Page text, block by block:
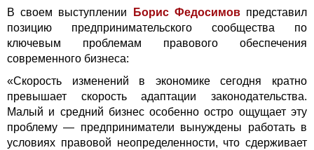
В своем выступлении
Борис Федосимовпредставил
позицию предпринимательского сообщества по
ключевым проблемам правового обеспечения
современного бизнеса:
«Скорость изменений в экономике сегодня кратно
превышает скорость адаптации законодательства.
Малый и средний бизнес особенно остро ощущает эту
проблему — предприниматели вынуждены работать в
условиях правовой неопределенности, что сдерживает